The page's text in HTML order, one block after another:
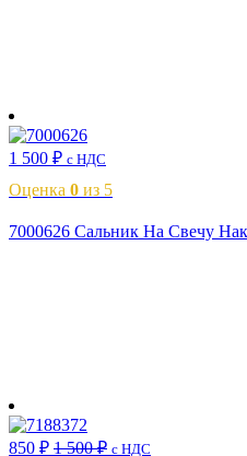
1 500 ₽ с НДС
Оценка 0 из 5
7000626 Сальник На Свечу
850 ₽ 1 500₽ с НДС